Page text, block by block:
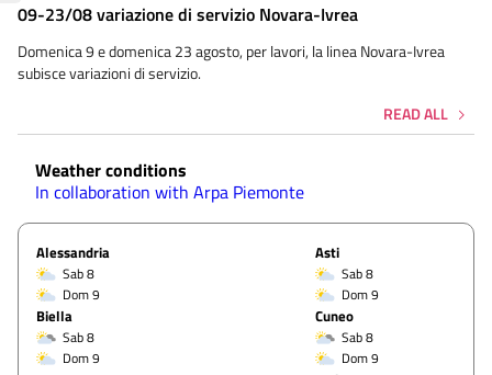
09-23/08 variazione di servizio Novara-Ivrea
Domenica 9 e domenica 23 agosto, per lavori, la linea Novara-Ivrea
subisce variazioni di servizio.
READ ALL
Weather conditions
In collaboration with Arpa Piemonte
Alessandria
Sab 8
Dom 9
Asti
Sab 8
Dom 9
Biella
Sab 8
Dom 9
Cuneo
Sab 8
Dom 9